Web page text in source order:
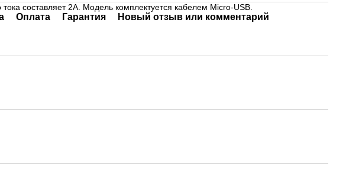
тока составляет 2А. Модель комплектуется кабелем Micro-USB.
Оплата Гарантия Новый отзыв или комментарий